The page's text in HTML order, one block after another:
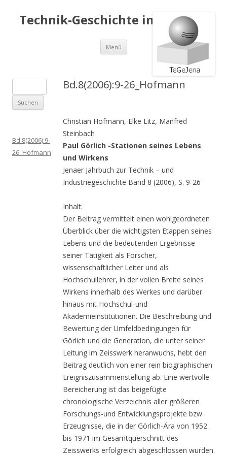
Technik-Geschichte in Jena e.V.
Menü Springe
Inhalt
Bd.8(2006):9-26_Hofmann
Christian Hofmann, Elke Litz, Manfred
Steinbach
Paul Görlich -Stationen seines Lebens
und Wirkens
Jenaer Jahrbuch zur Technik – und
Industriegeschichte Band 8 (2006), S. 9-26
Inhalt:
Der Beitrag vermittelt einen wohlgeordneten
Überblick über die wichtigsten Etappen seines
Lebens und die bedeutenden Ergebnisse
seiner Tätigkeit als Forscher,
wissenschaftlicher Leiter und als
Hochschullehrer, in der vollen Breite seines
Wirkens innerhalb des Werkes und darüber
hinaus mit Hochschul-und
Akademieinstitutionen. Die Beschreibung und
Bewertung der Umfeldbedingungen für
Görlich und die Generation, die unter seiner
Leitung im Zeisswerk heranwuchs, hebt den
Beitrag deutlich von einer rein biographischen
Ereigniszusammenstellung ab. Eine wertvolle
Bereicherung ist das beigefügte
chronologische Verzeichnis aller größeren
Forschungs-und Entwicklungsprojekte bzw.
Erzeugnisse, die in der Görlich-Ära von 1952
bis 1971 im Gesamtquerschnitt des
Zeisswerks erfolgreich abgeschlossen wurden.
u
c
n
a
Bd.8(2006):9-
26_Hofmann